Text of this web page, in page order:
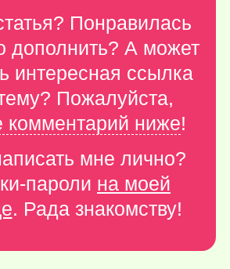
Понравилась
дополнить? А может
интересная ссылка
Пожалуйста,
комментарий ниже!
мне лично?
пароли на моей
. Рада знакомству!